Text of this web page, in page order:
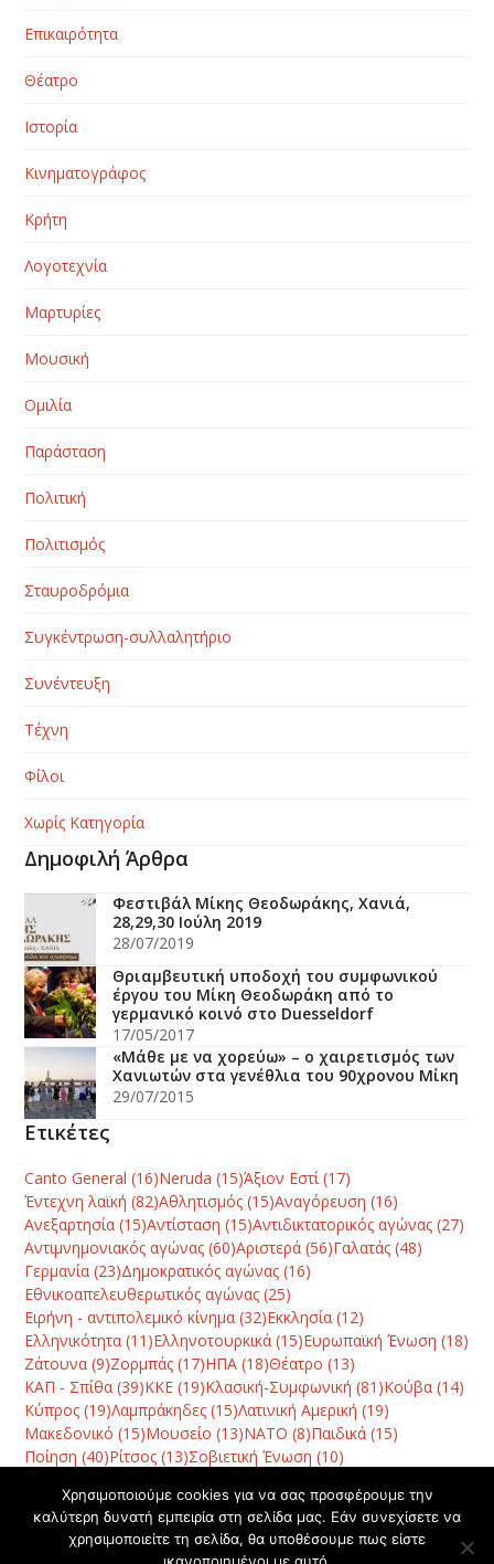
Επικαιρότητα
Θέατρο
Ιστορία
Κινηματογράφος
Κρήτη
Λογοτεχνία
Μαρτυρίες
Μουσική
Ομιλία
Παράσταση
Πολιτική
Πολιτισμός
Σταυροδρόμια
Συγκέντρωση-συλλαλητήριο
Συνέντευξη
Τέχνη
Φίλοι
Χωρίς Κατηγορία
Δημοφιλή Άρθρα
Φεστιβάλ Μίκης Θεοδωράκης, Χανιά,
28,29,30 Ιούλη 2019
28/07/2019
Θριαμβευτική υποδοχή του συμφωνικού
έργου του Μίκη Θεοδωράκη από το
γερμανικό κοινό στο Duesseldorf
17/05/2017
«Mάθε με να χορεύω» – ο χαιρετισμός των
Χανιωτών στα γενέθλια του 90χρονου Mίκη
29/07/2015
Ετικέτες
Canto General (16)Neruda (15)Άξιον Εστί(17)
Έντεχνη λαϊκή (82)Αθλητισμός (15)Αναγόρευση (16)
Ανεξαρτησία (15)Αντίσταση (15)Αντιδικτατορικός αγώνας (27)
Αντιμνημονιακός αγώνας (60)Αριστερά (56)Γαλατάς (48)
Γερμανία (23)Δημοκρατικός αγώνας (16)
Εθνικοαπελευθερωτικός αγώνας (25)
Ειρήνη - αντιπολεμικό κίνημα (32)Εκκλησία (12)
Ελληνικότητα (11)Ελληνοτουρκικά (15)Ευρωπαϊκή Ένωση (18)
Ζάτουνα (9)Ζορμπάς (17)ΗΠΑ (18)Θέατρο (13)
ΚΑΠ - Σπίθα (39)ΚΚΕ (19)Κλασική-Συμφωνική (81)Κούβα (14)
Κύπρος (19)Λαμπράκηδες (15)Λατινική Αμερική (19)
Μακεδονικό (15)Μουσείο (13)ΝΑΤΟ (8)Παιδικά (15)
Ποίηση (40)Ρίτσος (13)Σοβιετική Ένωση (10)
Φεστιβάλ(42)Χανιά(120)Χατζηδάκις(10)Χορός(8)
Χρησιμοποιούμε cookies για να σας προσφέρουμε την
καλύτερη δυνατή εμπειρία στη σελίδα μας. Εάν συνεχίσετε να
χρησιμοποιείτε τη σελίδα, θα υποθέσουμε πως είστε